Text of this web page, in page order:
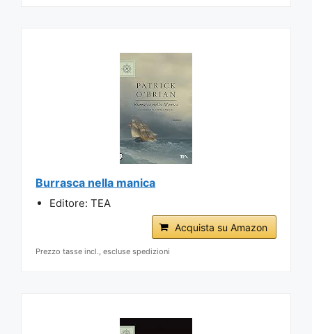
Burrasca nella manica
Editore: TEA
Acquista su Amazon
Prezzo tasse incl., escluse spedizioni